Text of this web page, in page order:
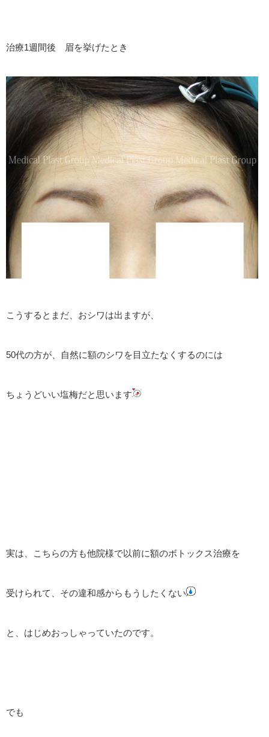
治療1週間後 眉を挙げたとき
こうするとまだ、おシワは出ますが、
50代の方が、自然に額のシワを目立たなくするのには
ちょうどいい塩梅だと思います
実は、こちらの方も他院様で以前に額のボトックス治療を
受けられて、その違和感からもうしたくない
と、はじめおっしゃっていたのです。
でも